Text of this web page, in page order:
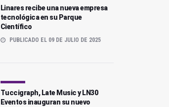
Linares recibe una nueva empresa
tecnológica en su Parque
Científico
PUBLICADO EL 09 DE JULIO DE 2025
Tuccigraph, Late Music y LN30
Eventos inauguran su nuevo